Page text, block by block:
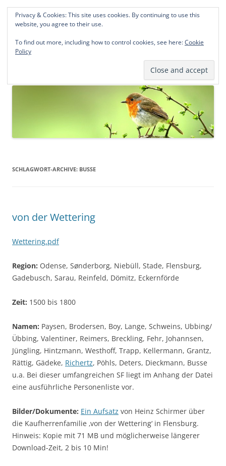
Norddeutsche Genealogien
Michael Kohlhaas und Jens Kirchhoff
springen
SCHLAGWORT-ARCHIVE: BUSSE
von der Wettering
Wettering.pdf
Region: Odense, Sønderborg, Niebüll, Stade, Flensburg,
Gadebusch, Sarau, Reinfeld, Dömitz, Eckernförde
Zeit: 1500 bis 1800
Namen: Paysen, Brodersen, Boy, Lange, Schweins, Ubbing/
Übbing, Valentiner, Reimers, Breckling, Fehr, Johannsen,
Jüngling, Hintzmann, Westhoff, Trapp, Kellermann, Grantz,
Rättig, Gädeke, Richertz, Pöhls, Deters, Dieckmann, Busse
u.a. Bei dieser umfangreichen SF liegt im Anhang der Datei
eine ausführliche Personenliste vor.
Bilder/Dokumente: Ein Aufsatz von Heinz Schirmer über
die Kaufherrenfamilie ‚von der Wettering‘ in Flensburg.
Hinweis: Kopie mit 71 MB und möglicherweise längerer
Download-Zeit, 2 bis 10 Min!
Privacy & Cookies: This site uses cookies. By continuing to use this
website, you agree to their use.
To find out more, including how to control cookies, see here:Cookie
Policy